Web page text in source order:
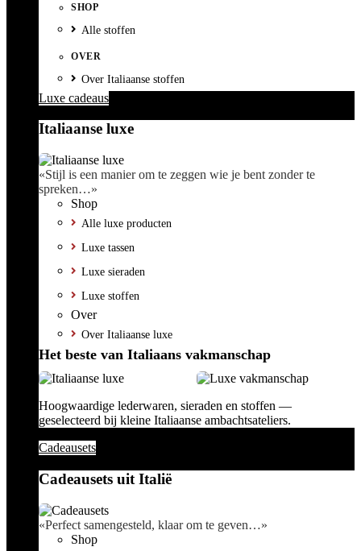
SHOP
Alle stoffen
OVER
Over Italiaanse stoffen
Luxe cadeaus
Italiaanse luxe
«Stijl is een manier om te zeggen wie je bent zonder te
spreken…»
Shop
Alle luxe producten
Luxe tassen
Luxe sieraden
Luxe stoffen
Over
Over Italiaanse luxe
Het beste van Italiaans vakmanschap
Hoogwaardige lederwaren, sieraden en stoffen —
geselecteerd bij kleine Italiaanse ambachtsateliers.
Cadeausets
Cadeausets uit Italië
«Perfect samengesteld, klaar om te geven…»
Shop